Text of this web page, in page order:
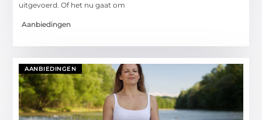
uitgevoerd. Of het nu gaat om
Aanbiedingen
AANBIEDINGEN